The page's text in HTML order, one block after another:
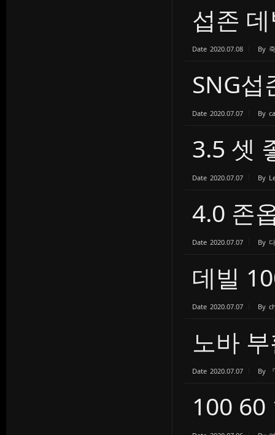
섭존
Date 2020.07.08 By
SNG
Date 2020.07.07 By
3.5 셋
Date 2020.07.07 By
4.0 존
Date 2020.07.07 By
데빌
Date 2020.07.07 By
노바
Date 2020.07.07 By
100 60